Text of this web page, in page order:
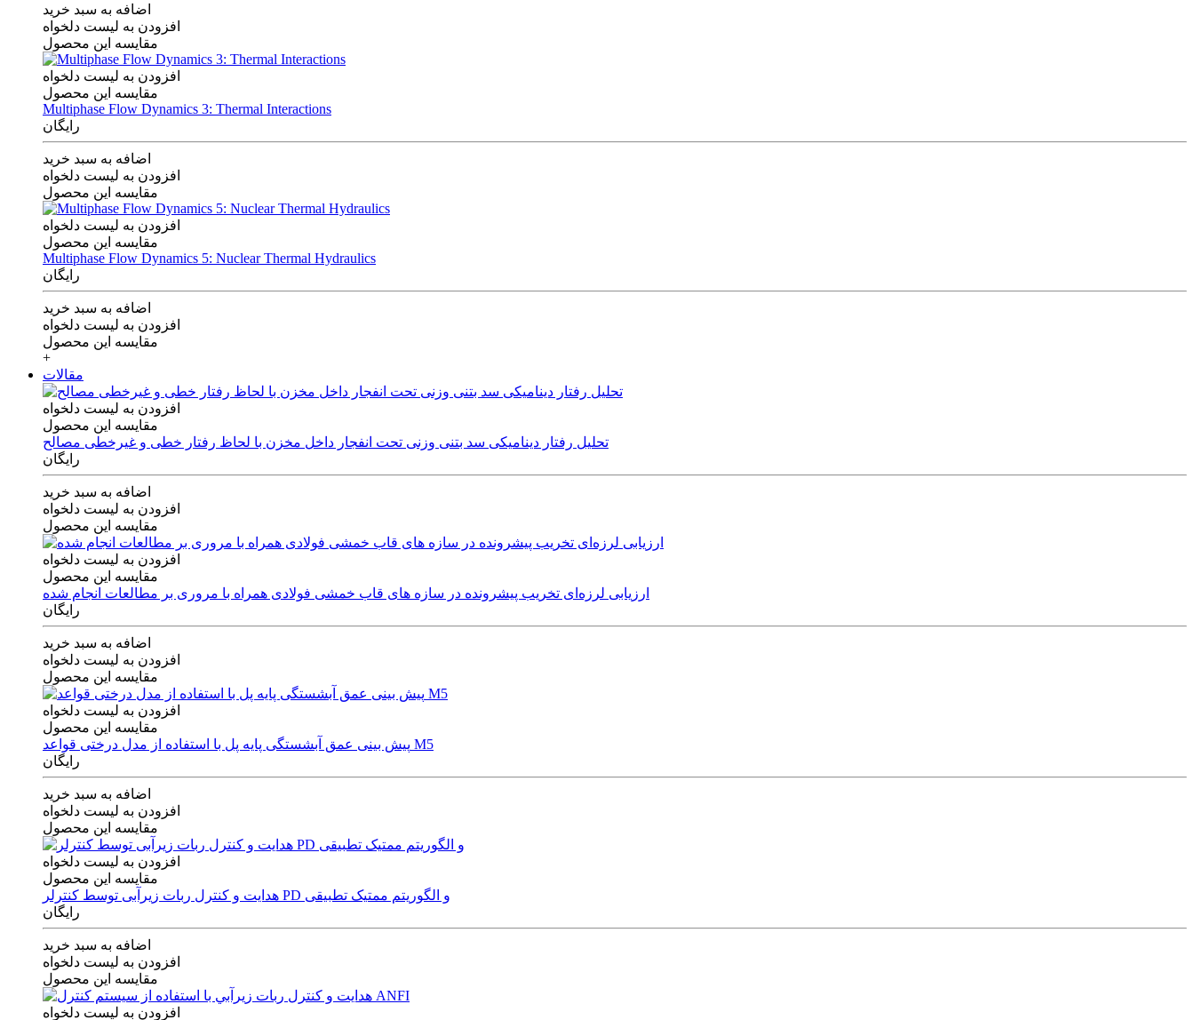
اضافه به سبد خرید
افزودن به لیست دلخواه
مقایسه این محصول
افزودن به لیست دلخواه
مقایسه این محصول
Multiphase Flow Dynamics 3: Thermal Interactions
رایگان
اضافه به سبد خرید
افزودن به لیست دلخواه
مقایسه این محصول
افزودن به لیست دلخواه
مقایسه این محصول
Multiphase Flow Dynamics 5: Nuclear Thermal Hydraulics
رایگان
اضافه به سبد خرید
افزودن به لیست دلخواه
مقایسه این محصول
+
مقالات
افزودن به لیست دلخواه
مقایسه این محصول
تحلیل رفتار دینامیکی سد بتنی وزنی تحت انفجار داخل مخزن با لحاظ رفتار خطی و غیرخطی مصالح
رایگان
اضافه به سبد خرید
افزودن به لیست دلخواه
مقایسه این محصول
افزودن به لیست دلخواه
مقایسه این محصول
ارزیابی لرزه‌ای تخریب پیشرونده در سازه های قاب خمشی فولادی همراه با مروری بر مطالعات انجام شده
رایگان
اضافه به سبد خرید
افزودن به لیست دلخواه
مقایسه این محصول
افزودن به لیست دلخواه
مقایسه این محصول
پیش بینی عمق آبشستگی پایه پل با استفاده از مدل درختی قواعد M5
رایگان
اضافه به سبد خرید
افزودن به لیست دلخواه
مقایسه این محصول
افزودن به لیست دلخواه
مقایسه این محصول
هدایت و کنترل ربات زیرآبی توسط کنترلر PD و الگوریتم ممتیک تطبیقی
رایگان
اضافه به سبد خرید
افزودن به لیست دلخواه
مقایسه این محصول
افزودن به لیست دلخواه